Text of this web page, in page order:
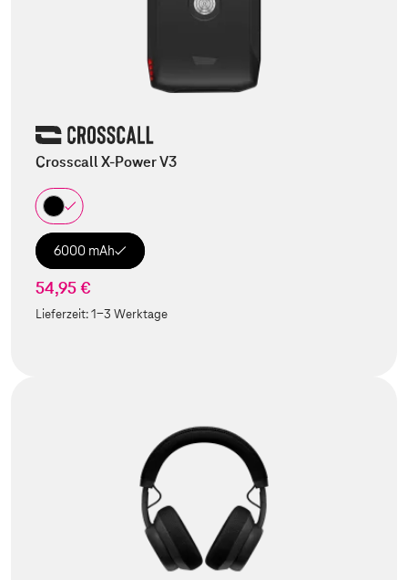
Crosscall X-Power V3
6000 mAh
54,95 €
Lieferzeit:1-3 Werktage